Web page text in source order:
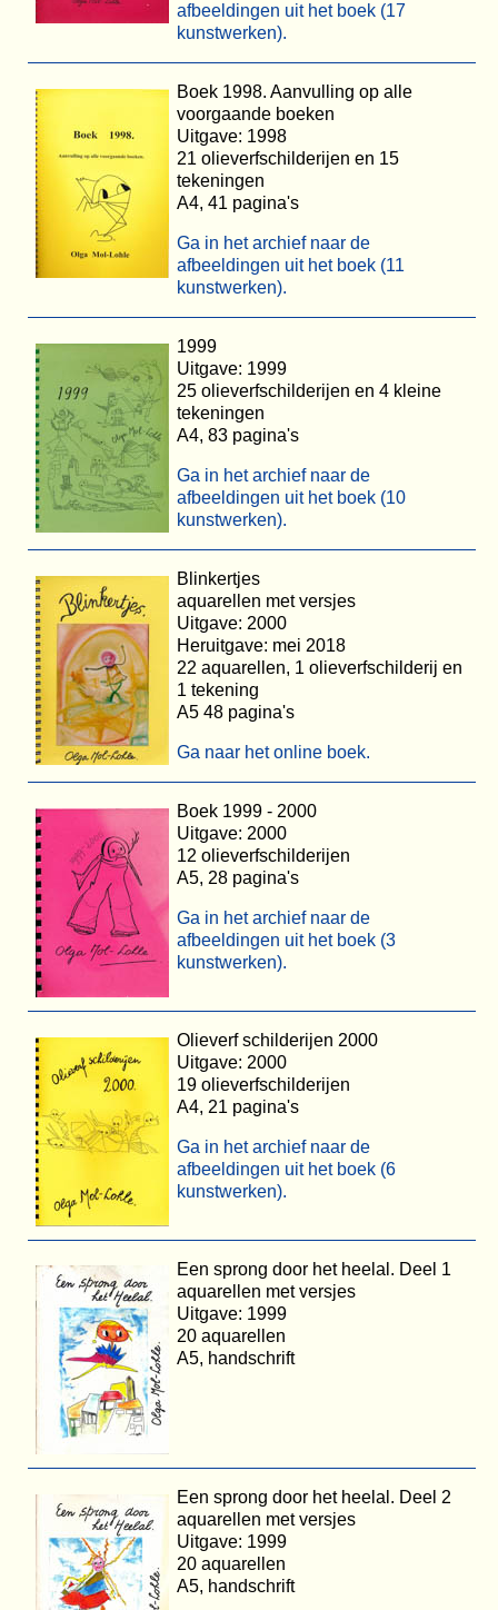
afbeeldingen uit het boek (17
kunstwerken).
Boek 1998. Aanvulling op alle
voorgaande boeken
Uitgave: 1998
21 olieverfschilderijen en 15
tekeningen
A4, 41 pagina's
Ga in het archief naar de
afbeeldingen uit het boek (11
kunstwerken).
1999
Uitgave: 1999
25 olieverfschilderijen en 4 kleine
tekeningen
A4, 83 pagina's
Ga in het archief naar de
afbeeldingen uit het boek (10
kunstwerken).
Blinkertjes
aquarellen met versjes
Uitgave: 2000
Heruitgave: mei 2018
22 aquarellen, 1 olieverfschilderij en
1 tekening
A5 48 pagina's
Ga naar het online boek.
Boek 1999 - 2000
Uitgave: 2000
12 olieverfschilderijen
A5, 28 pagina's
Ga in het archief naar de
afbeeldingen uit het boek (3
kunstwerken).
Olieverf schilderijen 2000
Uitgave: 2000
19 olieverfschilderijen
A4, 21 pagina's
Ga in het archief naar de
afbeeldingen uit het boek (6
kunstwerken).
Een sprong door het heelal. Deel 1
aquarellen met versjes
Uitgave: 1999
20 aquarellen
A5, handschrift
Een sprong door het heelal. Deel 2
aquarellen met versjes
Uitgave: 1999
20 aquarellen
A5, handschrift